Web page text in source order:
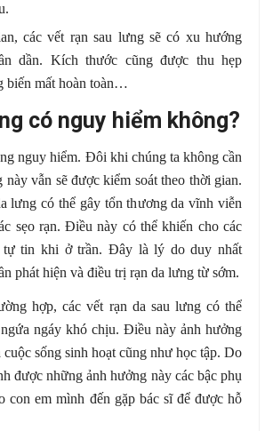
các vết rạn sau lưng sẽ có xu hướng
dần. Kích thước cũng được thu hẹp
biến mất hoàn toàn…
có nguy hiểm không?
nguy hiểm. Đôi khi chúng ta không cần
này vẫn sẽ được kiểm soát theo thời gian.
lưng có thể gây tổn thương da vĩnh viễn
sẹo rạn. Điều này có thể khiến cho các
tự tin khi ở trần. Đây là lý do duy nhất
phát hiện và điều trị rạn da lưng từ sớm.
hợp, các vết rạn da sau lưng có thể
ngáy khó chịu. Điều này ảnh hưởng
sống sinh hoạt cũng như học tập. Do
được những ảnh hưởng này các bậc phụ
con em mình đến gặp bác sĩ để được hỗ